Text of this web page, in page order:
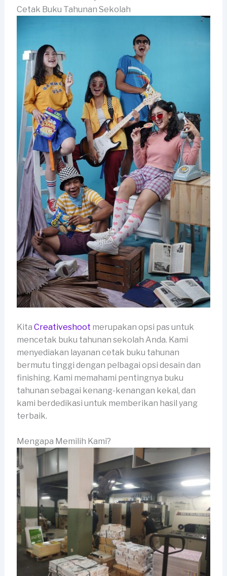
Cetak Buku Tahunan Sekolah
Kita Creativeshoot merupakan opsi pas untuk
mencetak buku tahunan sekolah Anda. Kami
menyediakan layanan cetak buku tahunan
bermutu tinggi dengan pelbagai opsi desain dan
finishing. Kami memahami pentingnya buku
tahunan sebagai kenang-kenangan kekal, dan
kami berdedikasi untuk memberikan hasil yang
terbaik.
Mengapa Memilih Kami?